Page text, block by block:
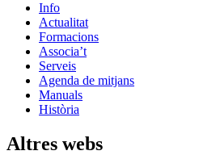
Info
Actualitat
Formacions
Associa’t
Serveis
Agenda de mitjans
Manuals
Història
Altres webs